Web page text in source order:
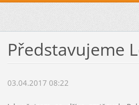
Představujeme
03.04.2017 08:22